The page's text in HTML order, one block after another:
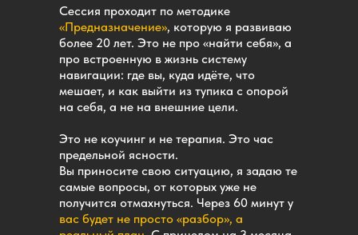
Сессия проходит по методике
«Предназначение», которую я развиваю
более 20 лет. Это не про «найти себя», а
про встроенную в жизнь систему
навигации: где вы, куда идёте, что
мешает, и как выйти из тупика с опорой
на себя, а не на внешние цели.
Это не коучинг и не терапия. Это час
предельной ясности.
Вы приносите свою ситуацию, я задаю те
самые вопросы, от которых уже не
получится отмахнуться. Через 60 минут у
вас будет не просто «разбор», а